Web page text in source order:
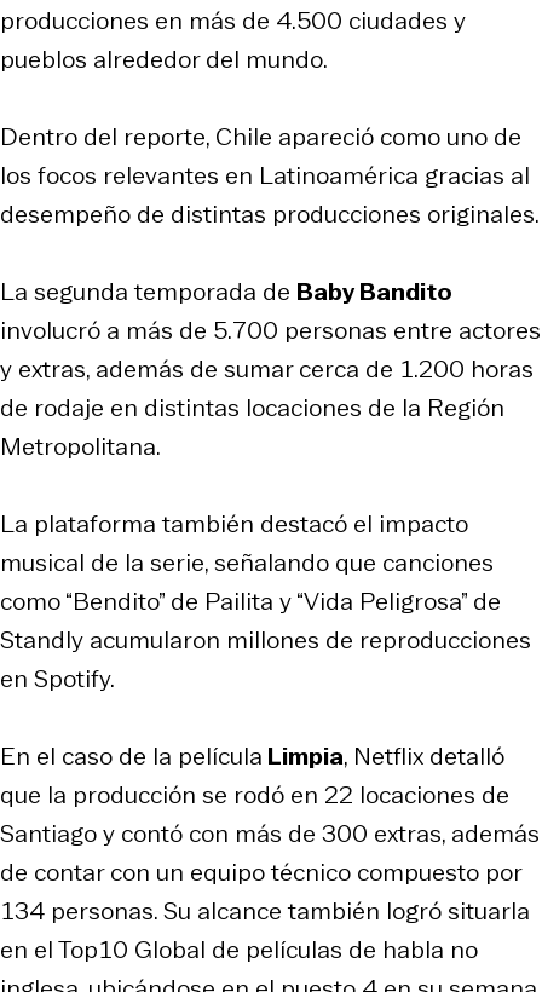
producciones en más de 4.500 ciudades y
pueblos alrededor del mundo.
Dentro del reporte, Chile apareció como uno de
los focos relevantes en Latinoamérica gracias al
desempeño de distintas producciones originales.
La segunda temporada de Baby Bandito
involucró a más de 5.700 personas entre actores
y extras, además de sumar cerca de 1.200 horas
de rodaje en distintas locaciones de la Región
Metropolitana.
La plataforma también destacó el impacto
musical de la serie, señalando que canciones
como “Bendito” de Pailita y “Vida Peligrosa” de
Standly acumularon millones de reproducciones
en Spotify.
En el caso de la película Limpia, Netflix detalló
que la producción se rodó en 22 locaciones de
Santiago y contó con más de 300 extras, además
de contar con un equipo técnico compuesto por
134 personas. Su alcance también logró situarla
en el Top10 Global de películas de habla no